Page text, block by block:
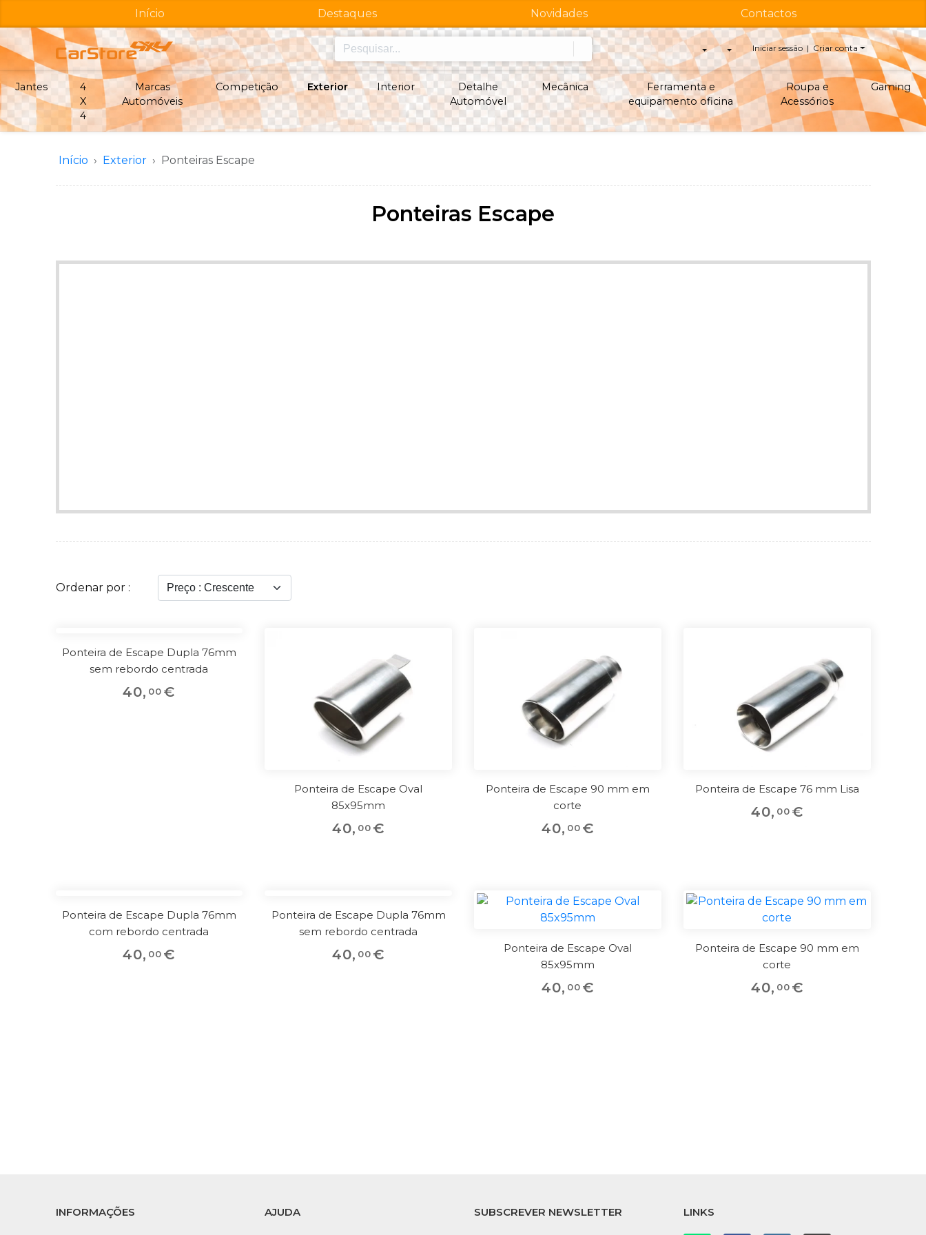
Início Destaques Novidades Contactos
Iniciar sessão | Criar conta
Jantes
4
X
4
Marcas
Automóveis
Competição Exterior Interior
Detalhe
Automóvel
Mecânica
Ferramenta e
equipamento oficina
Roupa e
Acessórios
Gaming
Início Exterior Ponteiras Escape
Ponteiras Escape
Ordenar por :
Ponteira de Escape Dupla 76mm
sem rebordo centrada
40, 00 €
Ponteira de Escape Oval
85x95mm
40, 00 €
Ponteira de Escape 90 mm em
corte
40, 00 €
Ponteira de Escape 76 mm Lisa
40, 00 €
Ponteira de Escape Dupla 76mm
com rebordo centrada
40, 00 €
Ponteira de Escape Dupla 76mm
sem rebordo centrada
40, 00 €
Ponteira de Escape Oval
85x95mm
40, 00 €
Ponteira de Escape 90 mm em
corte
40, 00 €
INFORMAÇÕES AJUDA SUBSCREVER NEWSLETTER LINKS